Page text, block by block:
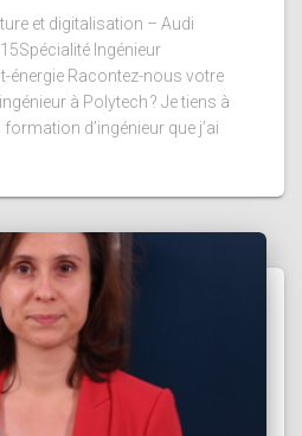
et digitalisation – Audi
Ingénieur
énergie Racontez-nous votre
à Polytech ? Je tiens à
d’ingénieur que j’ai